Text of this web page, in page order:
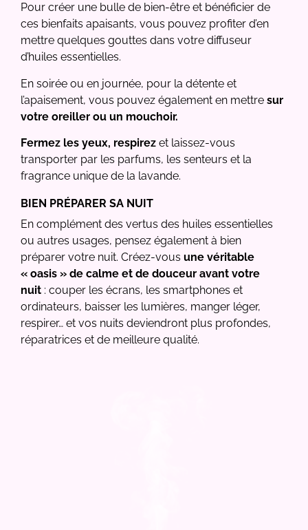
Pour créer une bulle de bien-être et bénéficier de
ces bienfaits apaisants, vous pouvez profiter d’en
mettre quelques gouttes dans votre diffuseur
d’huiles essentielles.
En soirée ou en journée, pour la détente et
l’apaisement, vous pouvez également en mettre sur
votre oreiller ou un mouchoir.
Fermez les yeux, respirez et laissez-vous
transporter par les parfums, les senteurs et la
fragrance unique de la lavande.
BIEN PRÉPARER SA NUIT
En complément des vertus des huiles essentielles
ou autres usages, pensez également à bien
préparer votre nuit. Créez-vous une véritable
« oasis » de calme et de douceur avant votre
nuit : couper les écrans, les smartphones et
ordinateurs, baisser les lumières, manger léger,
respirer… et vos nuits deviendront plus profondes,
réparatrices et de meilleure qualité.